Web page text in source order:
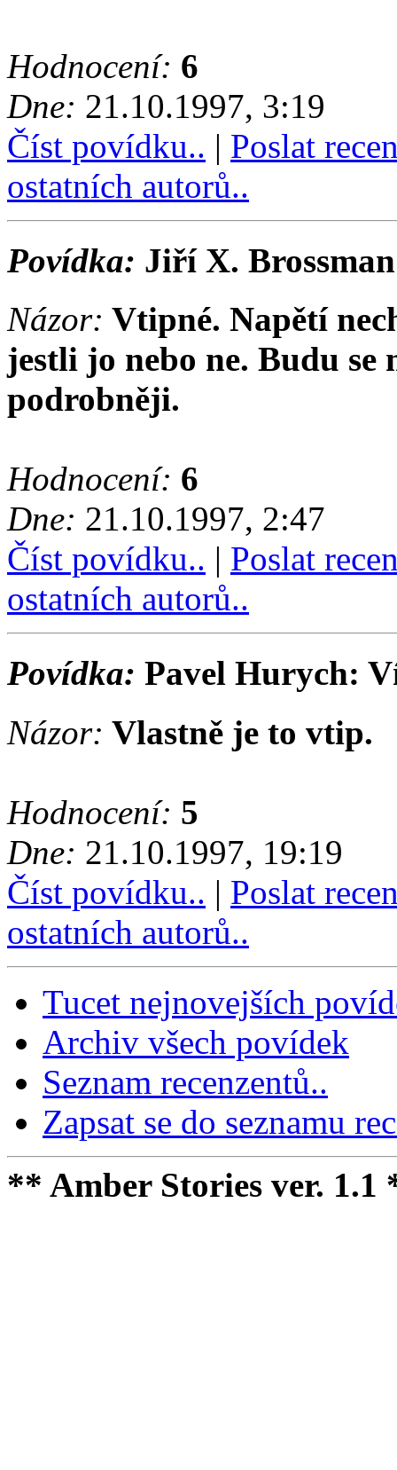
Hodnocení: 6
Dne: 21.10.1997, 3:19
Číst povídku.. | Poslat
ostatních autorů..
Povídka: Jiří X.
Názor: Vtipné. Napětí
jestli jo nebo ne. Budu
podrobněji.
Hodnocení: 6
Dne: 21.10.1997, 2:47
Číst povídku.. | Poslat
ostatních autorů..
Povídka: Pavel Hurych:
Názor: Vlastně je to vtip.
Hodnocení: 5
Dne: 21.10.1997, 19:19
Číst povídku.. | Poslat
ostatních autorů..
Tucet nejnovejších
Archiv všech povídek
Seznam recenzentů..
Zapsat se do seznamu
** Amber Stories ver. 1.1